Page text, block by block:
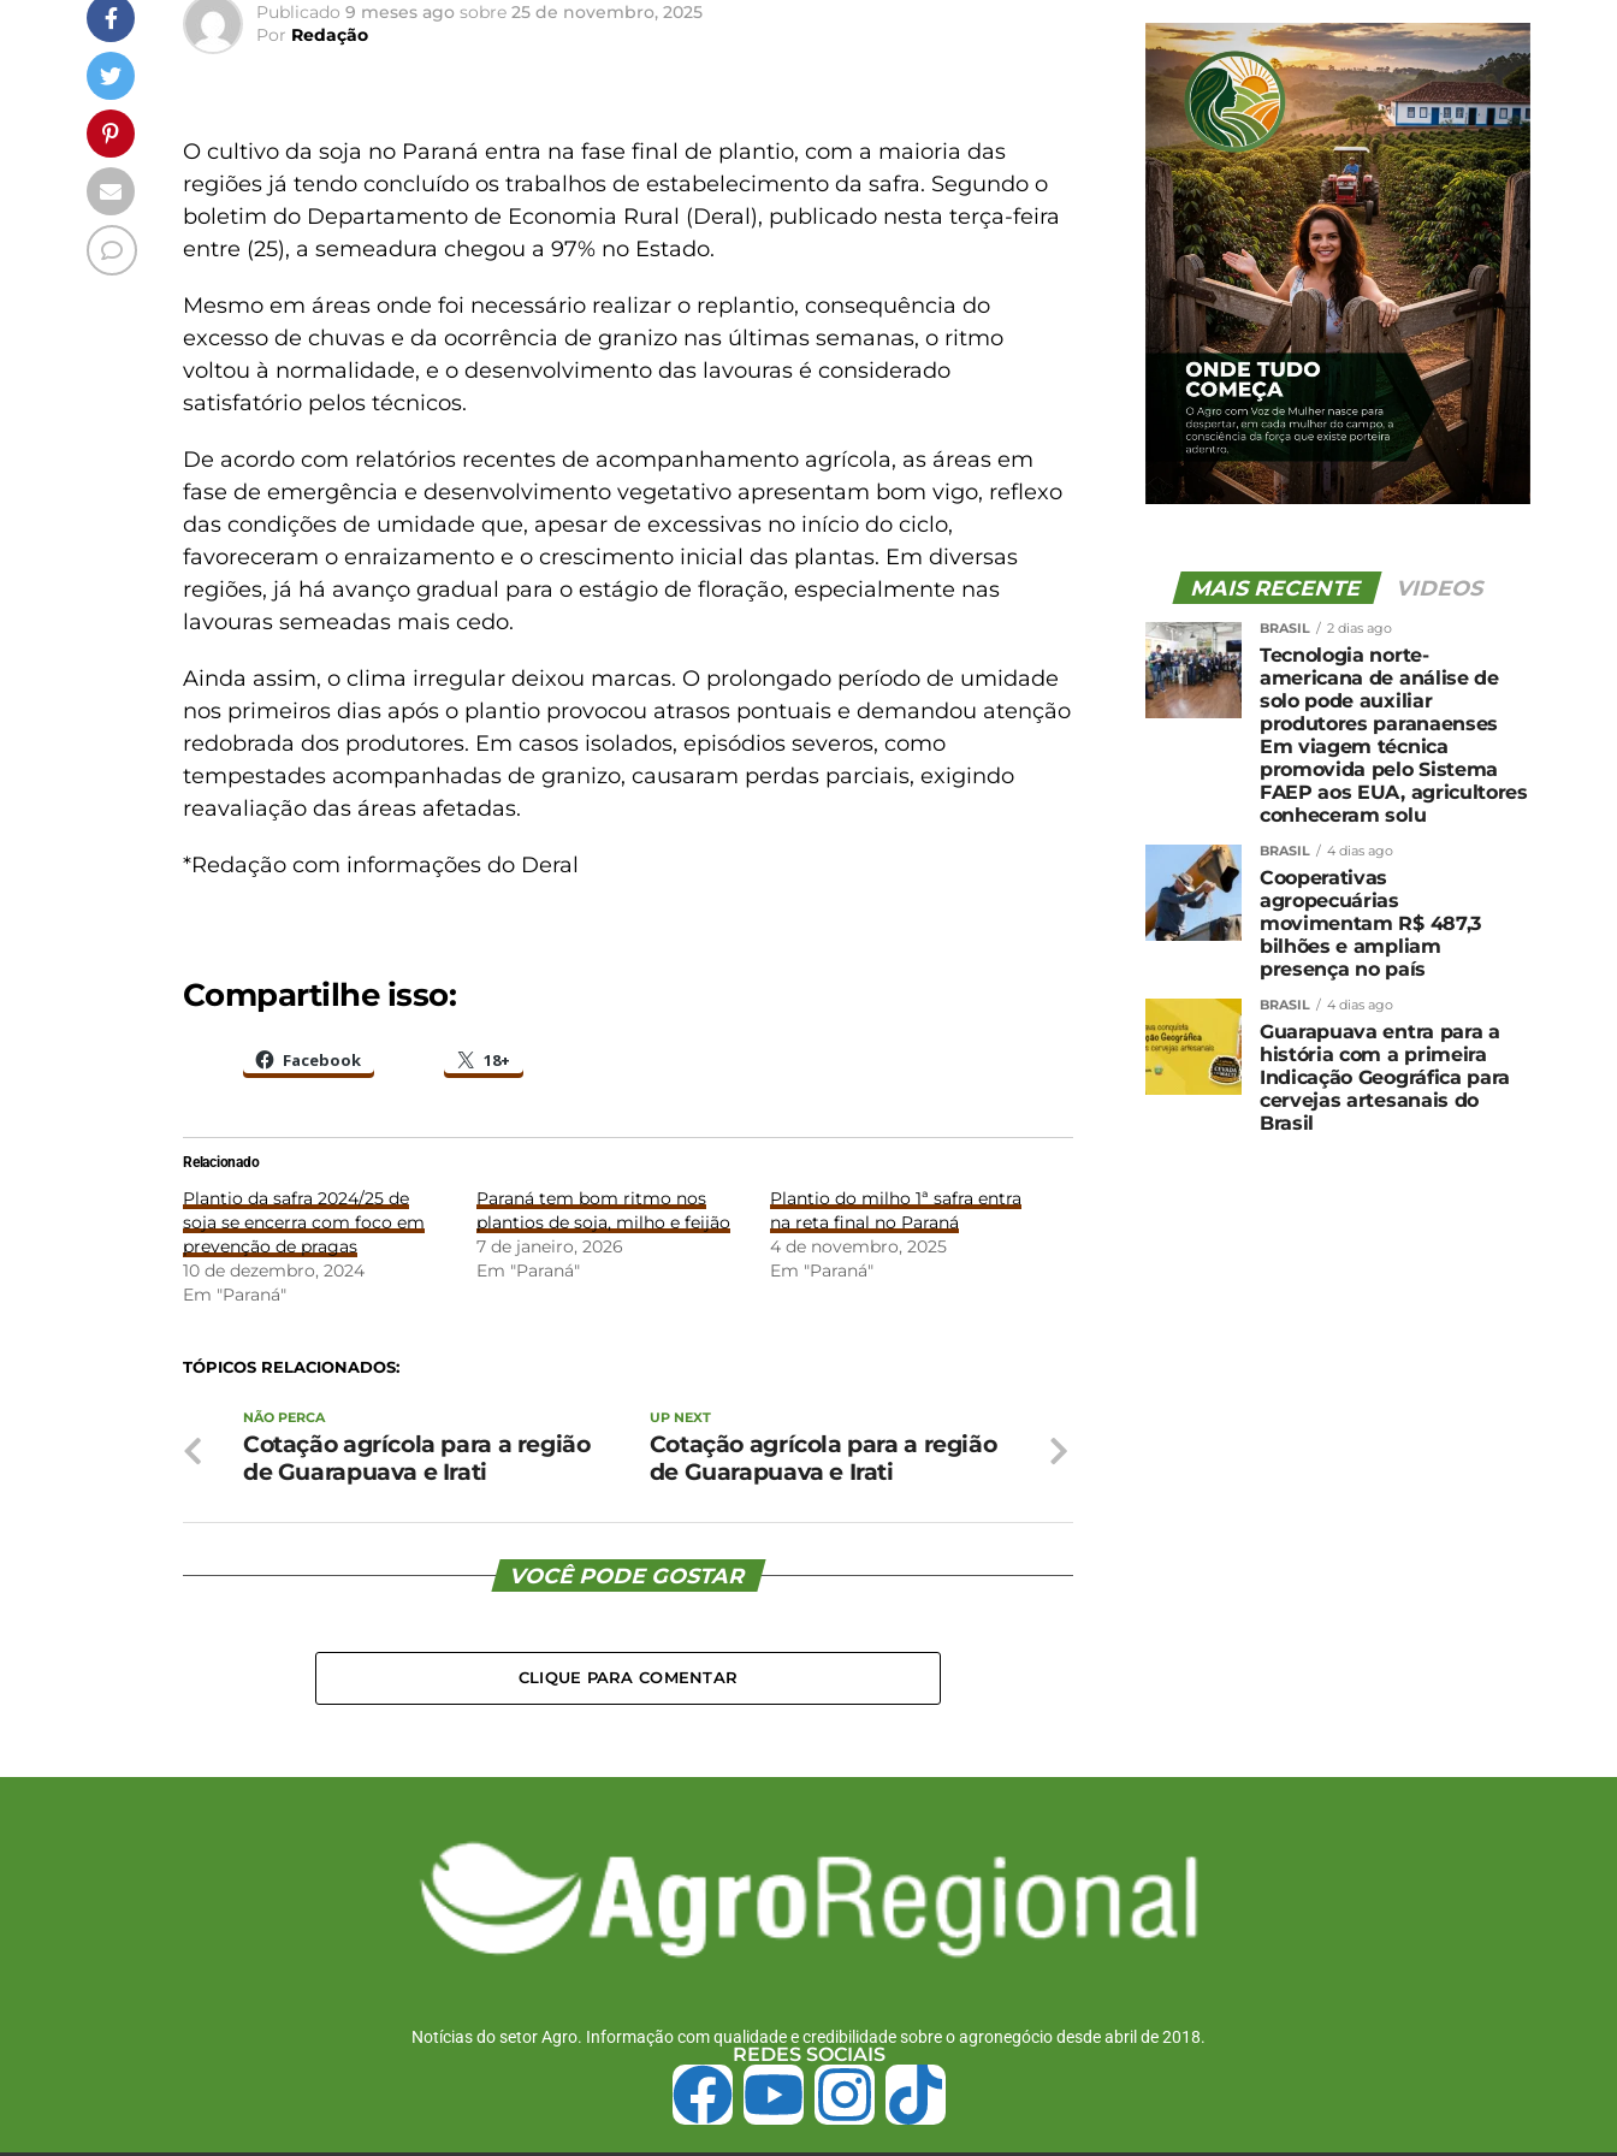
Publicado 9 meses ago sobre 25 de novembro, 2025
Por Redação
O cultivo da soja no Paraná entra na fase final de plantio, com a maioria das
regiões já tendo concluído os trabalhos de estabelecimento da safra. Segundo o
boletim do Departamento de Economia Rural (Deral), publicado nesta terça-feira
entre (25), a semeadura chegou a 97% no Estado.
Mesmo em áreas onde foi necessário realizar o replantio, consequência do
excesso de chuvas e da ocorrência de granizo nas últimas semanas, o ritmo
voltou à normalidade, e o desenvolvimento das lavouras é considerado
satisfatório pelos técnicos.
De acordo com relatórios recentes de acompanhamento agrícola, as áreas em
fase de emergência e desenvolvimento vegetativo apresentam bom vigo, reflexo
das condições de umidade que, apesar de excessivas no início do ciclo,
favoreceram o enraizamento e o crescimento inicial das plantas. Em diversas
regiões, já há avanço gradual para o estágio de floração, especialmente nas
lavouras semeadas mais cedo.
Ainda assim, o clima irregular deixou marcas. O prolongado período de umidade
nos primeiros dias após o plantio provocou atrasos pontuais e demandou atenção
redobrada dos produtores. Em casos isolados, episódios severos, como
tempestades acompanhadas de granizo, causaram perdas parciais, exigindo
reavaliação das áreas afetadas.
*Redação com informações do Deral
Compartilhe isso:
Facebook 18+
Relacionado
Plantio da safra 2024/25 de
soja se encerra com foco em
prevenção de pragas
10 de dezembro, 2024
Em "Paraná"
Paraná tem bom ritmo nos
plantios de soja, milho e feijão
7 de janeiro, 2026
Em "Paraná"
Plantio do milho 1ª safra entra
na reta final no Paraná
4 de novembro, 2025
Em "Paraná"
TÓPICOS RELACIONADOS:
UP NEXT
Cotação agrícola para a região
de Guarapuava e Irati
NÃO PERCA
Cotação agrícola para a região
de Guarapuava e Irati
VOCÊ PODE GOSTAR
CLIQUE PARA COMENTAR
MAIS RECENTE VIDEOS
BRASIL 2 dias ago
Tecnologia norte-
americana de análise de
solo pode auxiliar
produtores paranaenses
Em viagem técnica
promovida pelo Sistema
FAEP aos EUA, agricultores
conheceram solu
BRASIL 4 dias ago
Cooperativas
agropecuárias
movimentam R$ 487,3
bilhões e ampliam
presença no país
BRASIL 4 dias ago
Guarapuava entra para a
história com a primeira
Indicação Geográfica para
cervejas artesanais do
Brasil
Notícias do setor Agro. Informação com qualidade e credibilidade sobre o agronegócio desde abril de 2018.
REDES SOCIAIS